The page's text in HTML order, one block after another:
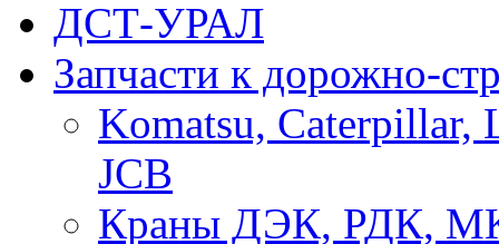
ДСТ-УРАЛ
Запчасти к дорожно-
Komatsu, Caterpillar,
JCB
Краны ДЭК, РДК,